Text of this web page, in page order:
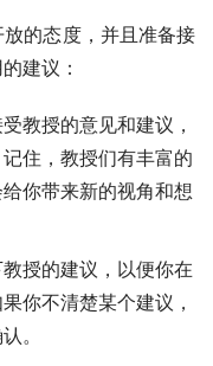
的态度，并且准备接
建议：
教授的意见和建议，
住，教授们有丰富的
你带来新的视角和想
授的建议，以便你在
你不清楚某个建议，
。